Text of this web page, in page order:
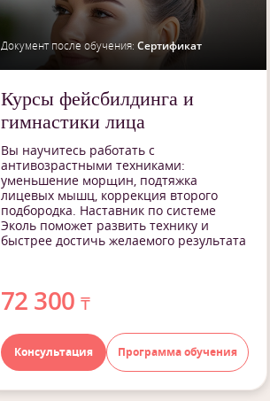
Документ после обучения: Сертификат
Курсы фейсбилдинга и
гимнастики лица
Вы научитесь работать с
антивозрастными техниками:
уменьшение морщин, подтяжка
лицевых мышц, коррекция второго
подбородка. Наставник по системе
Эколь поможет развить технику и
быстрее достичь желаемого результата
72 300₸
Консультация Программа обучения